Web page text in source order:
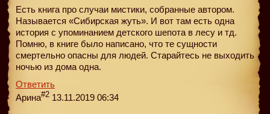
Есть книга про случаи мистики, собранные автором.
Называется «Сибирская жуть». И вот там есть одна
история с упоминанием детского шепота в лесу и тд.
Помню, в книге было написано, что те сущности
смертельно опасны для людей. Старайтесь не выходить
ночью из дома одна.
Ответить
Арина#2 13.11.2019 06:34